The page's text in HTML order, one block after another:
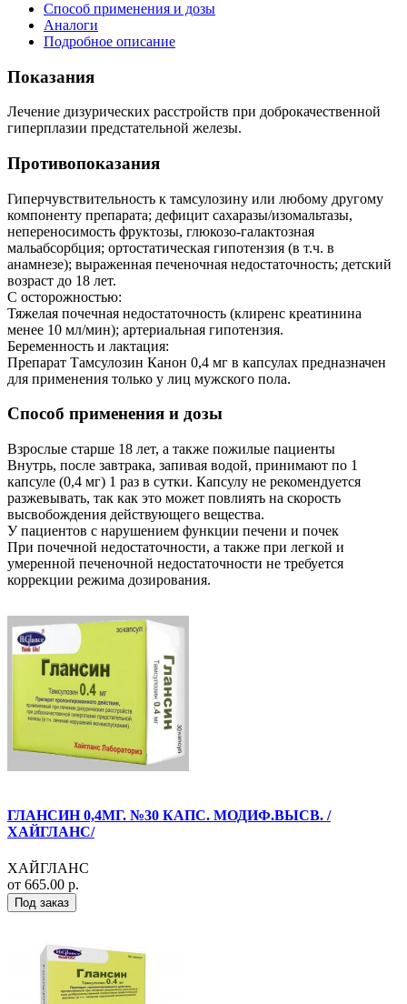
Способ применения и дозы
Аналоги
Подробное описание
Показания
Лечение дизурических расстройств при доброкачественной
гиперплазии предстательной железы.
Противопоказания
Гиперчувствительность к тамсулозину или любому другому
компоненту препарата; дефицит сахаразы/изомальтазы,
непереносимость фруктозы, глюкозо-галактозная
мальабсорбция; ортостатическая гипотензия (в т.ч. в
анамнезе); выраженная печеночная недостаточность; детский
возраст до 18 лет.
С осторожностью:
Тяжелая почечная недостаточность (клиренс креатинина
менее 10 мл/мин); артериальная гипотензия.
Беременность и лактация:
Препарат Тамсулозин Канон 0,4 мг в капсулах предназначен
для применения только у лиц мужского пола.
Способ применения и дозы
Взрослые старше 18 лет, а также пожилые пациенты
Внутрь, после завтрака, запивая водой, принимают по 1
капсуле (0,4 мг) 1 раз в сутки. Капсулу не рекомендуется
разжевывать, так как это может повлиять на скорость
высвобождения действующего вещества.
У пациентов с нарушением функции печени и почек
При почечной недостаточности, а также при легкой и
умеренной печеночной недостаточности не требуется
коррекции режима дозирования.
ГЛАНСИН 0,4МГ. №30 КАПС. МОДИФ.ВЫСВ. /
ХАЙГЛАНС/
ХАЙГЛАНС
от 665.00 р.
Под заказ